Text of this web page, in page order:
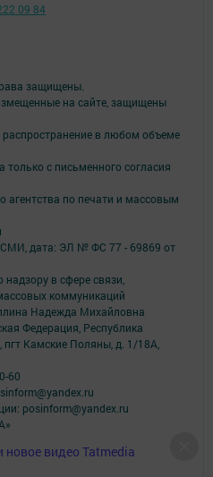
видео Tatmedia
защищены.
на сайте, защищены
распространение в любом объеме
с письменного согласия
агентства по печати и массовым
СМИ, дата: ЭЛ № ФС 77 - 69869 от
в сфере связи,
коммуникаций
Надежда Михайловна
Федерация, Республика
Камские Поляны, д. 1/18А,
60
posinform@yandex.ru
09 84